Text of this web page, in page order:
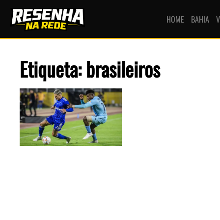
HOME BAHIA
Etiqueta: brasileiros